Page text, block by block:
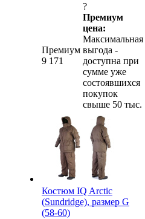
Премиум
9 171
?
Премиум
цена:
Максимальная
выгода -
доступна при
сумме уже
состоявшихся
покупок
свыше 50 тыс.
Костюм IQ Arctic
(Sundridge), размер G
(58-60)